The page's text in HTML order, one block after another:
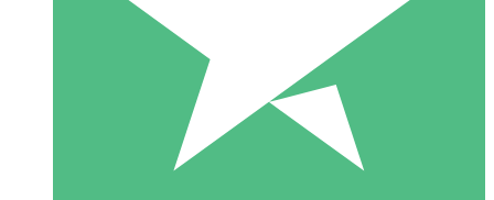
1 Téléchargement
10 00